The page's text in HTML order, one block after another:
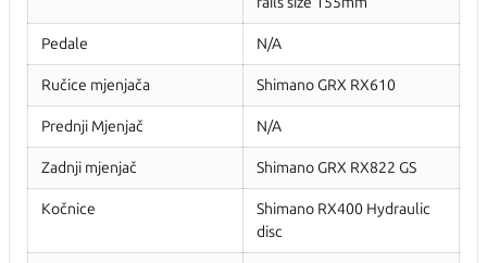
Pedale N/A
Ručice mjenjača Shimano GRX RX610
Prednji Mjenjač N/A
Zadnji mjenjač Shimano GRX RX822 GS
Kočnice
Shimano RX400 Hydraulic
disc